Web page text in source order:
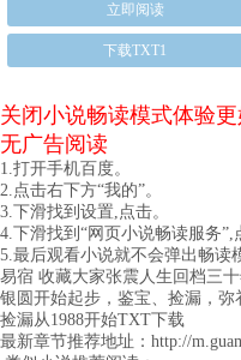
立即阅读
下载TXT1
关闭小说畅读模式体验
无广告阅读
1.打开手机百度。
2.点击右下方“我的”。
3.下滑找到设置,点击。
4.下滑找到“网页小说畅读服务”,
5.最后观看小说就不会弹出畅读
易宿 收藏大家张震人生回档三
银圆开始起步，鉴宝、捡漏，
捡漏从1988开始TXT下载
最新章节推荐地址：http://